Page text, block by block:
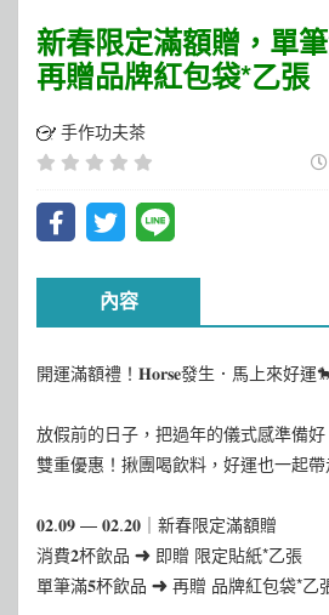
新春限定滿額贈，單
再贈品牌紅包袋*乙張
手作功夫茶
內容
開運滿額禮！𝐇𝐨𝐫𝐬𝐞發生．馬上來好運
放假前的日子，把過年的儀式感準備好
雙重優惠！揪團喝飲料，好運也一起帶
𝟎𝟐.𝟎𝟗 — 𝟎𝟐.𝟐𝟎｜新春限定滿額贈
消費𝟐杯飲品 ➜ 即贈 限定貼紙*乙張
單筆滿𝟓杯飲品 ➜ 再贈 品牌紅包袋*乙